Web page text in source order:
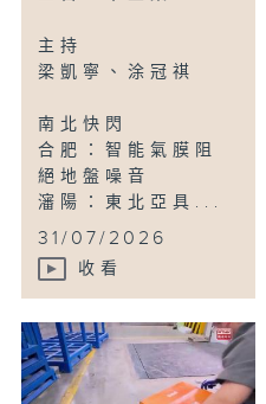
主持
梁凱寧、涂冠祺
南北快閃
合肥：智能氣膜阻
絕地盤噪音
瀋陽：東北亞具...
31/07/2026
收看